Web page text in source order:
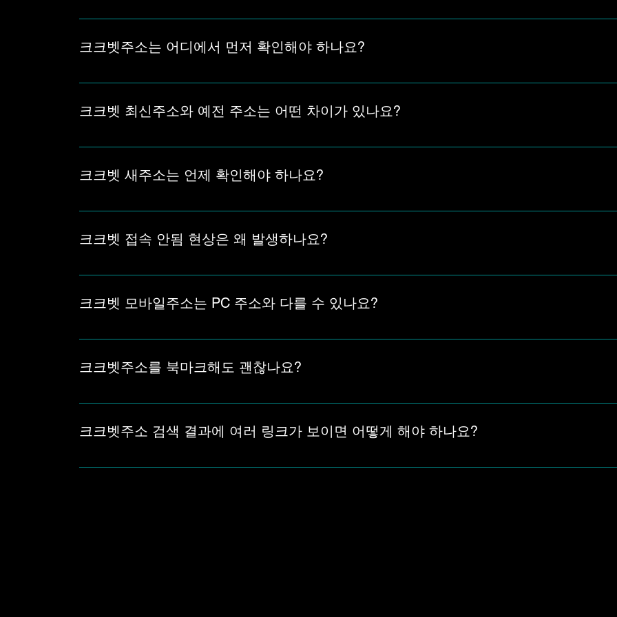
크크벳주소를 찾는 과정에서 자주 발생하는 최신주소, 새주소, 접속 안됨, 모바일주소, 예전 주소 문제를 질문
크크벳주소는 어디에서 먼저 확인해야 하나요?
크크벳주소는 검색 결과에 보이는 첫 번째 링크보다 현재 안내되는 주소 기준을 먼저 보는 것이 좋습니다. 같은
크크벳 최신주소와 예전 주소는 어떤 차이가 있나요?
크크벳 최신주소는 현재 접속 가능한 주소 흐름을 기준으로 하고, 예전 주소는 검색 결과나 북마크에 남아 있지
크크벳 새주소는 언제 확인해야 하나요?
크크벳 새주소는 기존 주소가 막혔거나 도메인 변경, 접속 차단, 반복 로딩이 발생할 때 필요합니다. 같은 주소
크크벳 접속 안됨 현상은 왜 발생하나요?
크크벳 접속 안됨 현상은 예전 주소 접속, 차단된 링크, 저장된 북마크, 모바일 환경 차이 때문에 발생할 수 있습
크크벳 모바일주소는 PC 주소와 다를 수 있나요?
모바일에서는 PC와 같은 주소를 사용해도 화면 표시가 다르게 보일 수 있습니다. 휴대폰에서 크크벳주소가 열
크크벳주소를 북마크해도 괜찮나요?
북마크는 빠르게 접속할 때 편리하지만, 주소가 변경되면 예전 링크로 남을 수 있습니다. 북마크한 크크벳주소
크크벳주소 검색 결과에 여러 링크가 보이면 어떻게 해야 하나요?
검색 결과에 크크벳주소가 여러 개 보인다면 제목만 보고 이동하지 말고 주소명, 연결 화면, 안내 내용이 서로